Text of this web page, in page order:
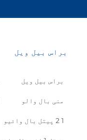
براس بیل ویل
براس بیل ویل
منی بال والو
1 2 پیتل بال وائیو